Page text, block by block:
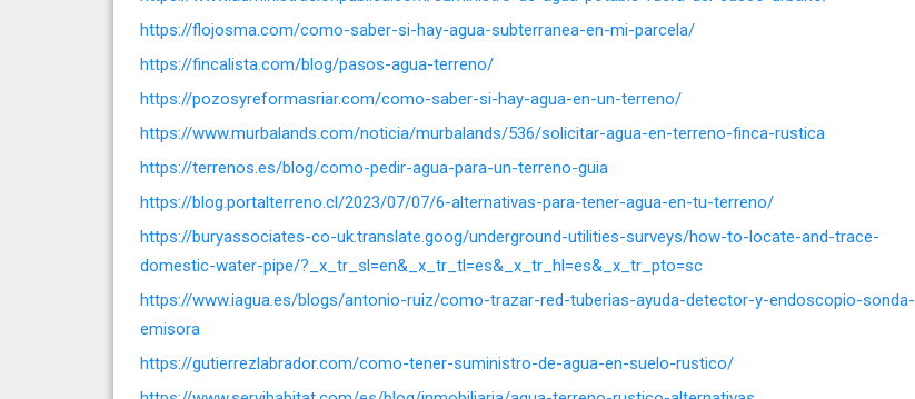
https://flojosma.com/como-saber-si-hay-agua-subterranea-en-mi-parcela/
https://fincalista.com/blog/pasos-agua-terreno/
https://pozosyreformasriar.com/como-saber-si-hay-agua-en-un-terreno/
https://www.murbalands.com/noticia/murbalands/536/solicitar-agua-en-terreno-finca-rustica
https://terrenos.es/blog/como-pedir-agua-para-un-terreno-guia
https://blog.portalterreno.cl/2023/07/07/6-alternativas-para-tener-agua-en-tu-terreno/
https://buryassociates-co-uk.translate.goog/underground-utilities-surveys/how-to-locate-and-trace-
domestic-water-pipe/?_x_tr_sl=en&_x_tr_tl=es&_x_tr_hl=es&_x_tr_pto=sc
https://www.iagua.es/blogs/antonio-ruiz/como-trazar-red-tuberias-ayuda-detector-y-endoscopio-sonda-
emisora
https://gutierrezlabrador.com/como-tener-suministro-de-agua-en-suelo-rustico/